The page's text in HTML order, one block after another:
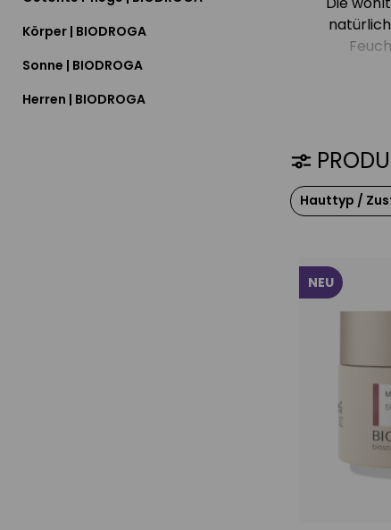
Körper | BIODROGA
Sonne | BIODROGA
Herren | BIODROGA
Hauttyp /
normale bis
Mischhaut
jede Haut
NEU